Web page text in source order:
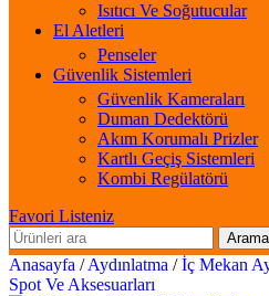
Isıtıcı Ve Soğutucular
El Aletleri
Penseler
Güvenlik Sistemleri
Güvenlik Kameraları
Duman Dedektörü
Akım Korumalı Prizler
Kartlı Geçiş Sistemleri
Kombi Regülatörü
Favori Listeniz
Anasayfa / Aydınlatma / İç Mekan
Spot Ve Aksesuarları